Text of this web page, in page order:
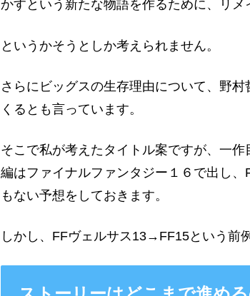
かすという新たな物語を作るために、リメ
というかそうとしか考えられません。
さらにビッグスの生存理由について、野
くるとも言っています。
そこで私が考えたタイトル案ですが、一
編はファイナルファンタジー１６で出し
もない予想をしておきます。
しかし、FFヴェルサス13→FF15という前